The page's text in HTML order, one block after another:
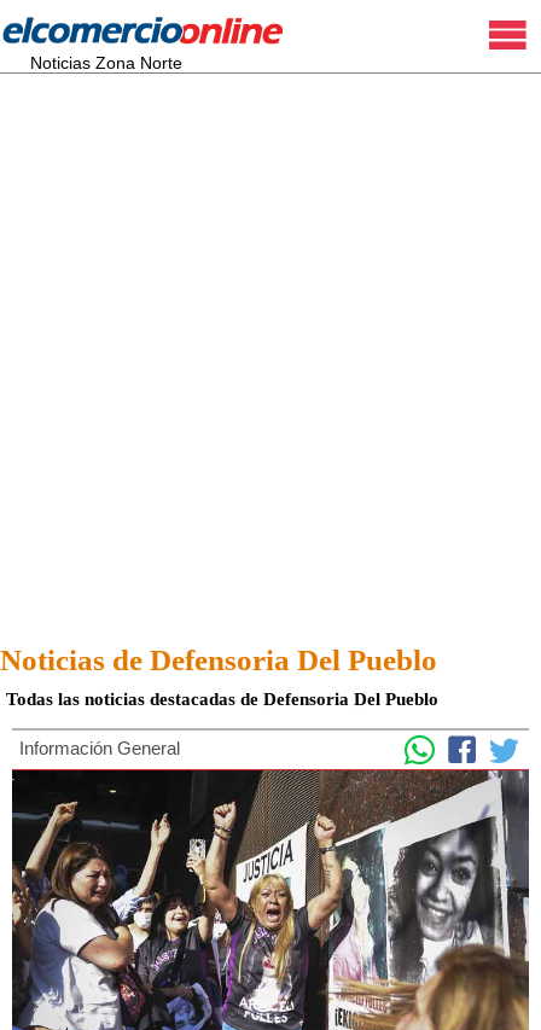
Noticias Zona Norte
Noticias de Defensoria Del Pueblo
Todas las noticias destacadas de Defensoria Del Pueblo
Información General